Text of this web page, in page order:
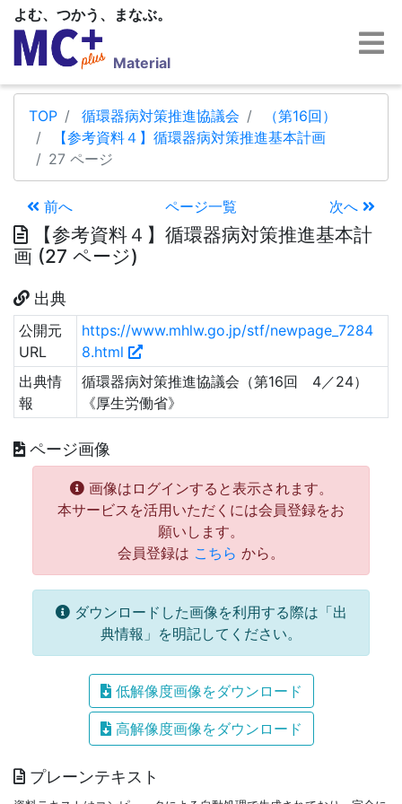
よむ、つかう、まなぶ。
Material
TOP 循環器病対策推進協議会
（第16回）
【参考資料４】循環器病対策推進基本計画
27 ページ
前へ ページ一覧 次へ
【参考資料４】循環器病対策推進基本計
画 (27 ページ)
出典
公開元
URL
https://www.mhlw.go.jp/stf/newpage_7284
8.html
出典情
報
循環器病対策推進協議会（第16回 4／24）
《厚生労働省》
ページ画像
画像はログインすると表示されます。
本サービスを活用いただくには会員登録をお
願いします。
会員登録は こちら から。
ダウンロードした画像を利用する際は「出
典情報」を明記してください。
低解像度画像をダウンロード
高解像度画像をダウンロード
プレーンテキスト